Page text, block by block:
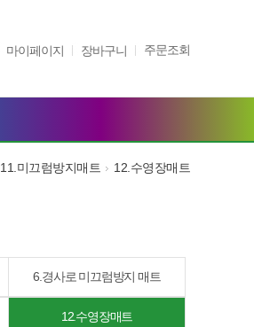
마이페이지 장바구니 주문조회
11.미끄럼방지매트 12.수영장매트
6.경사로 미끄럼방지 매트
12.수영장매트